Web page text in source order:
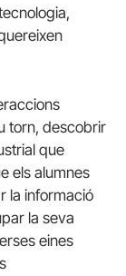
torn, descobrir
que
els alumnes
la informació
la seva
eines